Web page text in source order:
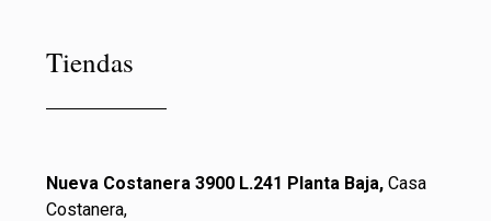
Tiendas
Nueva Costanera 3900 L.241 Planta Baja, Casa
Costanera,